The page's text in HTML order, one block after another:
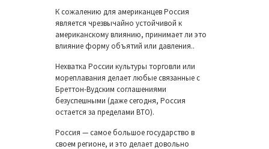
К сожалению для американцев Россия
является чрезвычайно устойчивой к
американскому влиянию, принимает ли это
влияние форму объятий или давления..
Нехватка России культуры торговли или
мореплавания делает любые связанные с
Бреттон-Вудским соглашениями
безуспешными (даже сегодня, Россия
остается за пределами ВТО).
Россия — самое большое государство в
своем регионе, и это делает довольно